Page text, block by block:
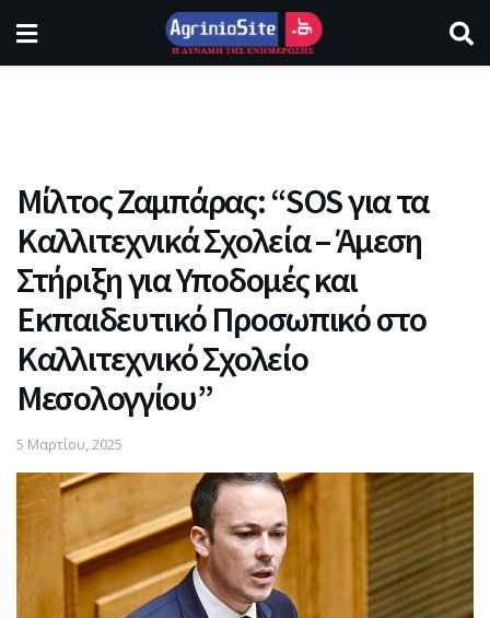
Μίλτος Ζαμπάρας: “SOS για τα
Καλλιτεχνικά Σχολεία – Άμεση
Στήριξη για Υποδομές και
Εκπαιδευτικό Προσωπικό στο
Καλλιτεχνικό Σχολείο
Μεσολογγίου”
5 Μαρτίου, 2025